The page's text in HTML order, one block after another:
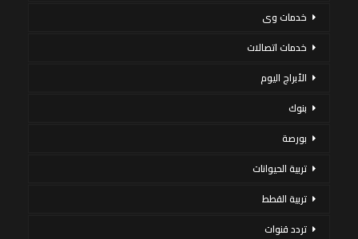
خدمات وى
خدمات اتصالات
الأبراج اليوم
بنوك
بورصة
تربية الحيوانات
تربية القطط
تردد قنوات